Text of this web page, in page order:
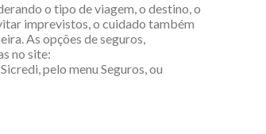
o tipo de viagem, o destino, o
imprevistos, o cuidado também
As opções de seguros,
no site:
pelo menu Seguros, ou